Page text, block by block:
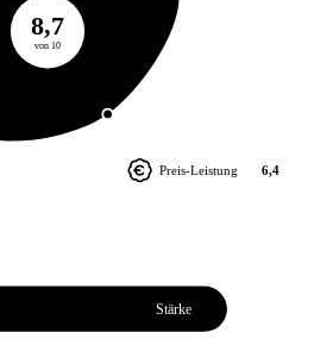
8,7
von 10
Preis-Leistung 6,4
Stärke